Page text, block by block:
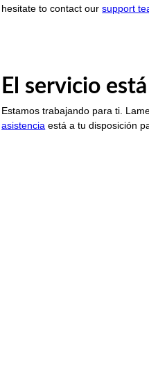
hesitate to contact oursupport
El servicio
Estamos trabajando para ti.
asistencia está a tu disposición